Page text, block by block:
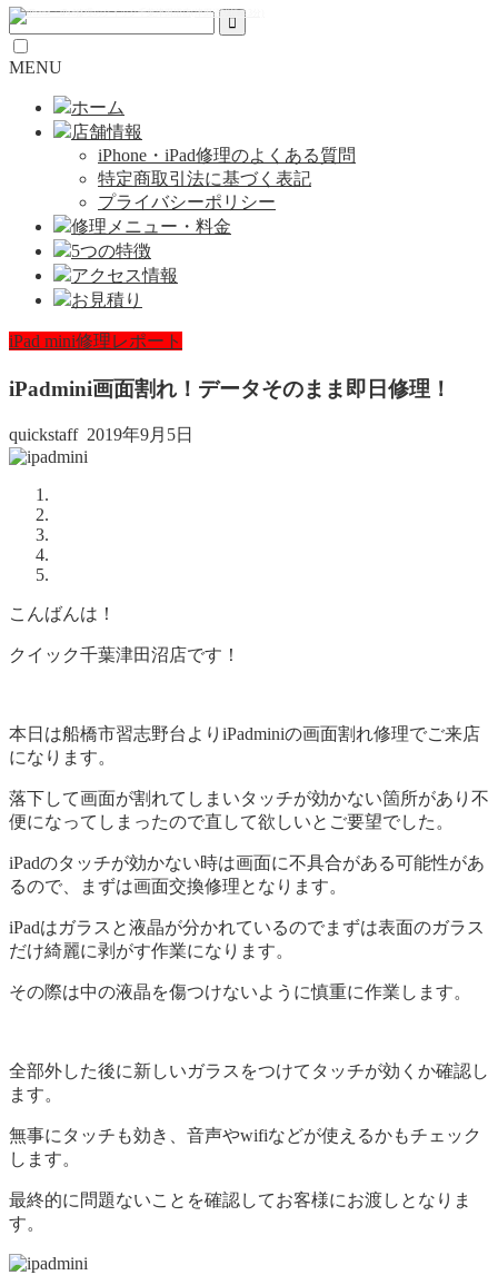
MENU
ホーム
店舗情報
iPhone・iPad修理のよくある質問
特定商取引法に基づく表記
プライバシーポリシー
修理メニュー・料金
5つの特徴
アクセス情報
お見積り
iPad mini修理レポート
iPadmini画面割れ！データそのまま即日修理！
quickstaff 2019年9月5日
こんばんは！
クイック千葉津田沼店です！
本日は船橋市習志野台よりiPadminiの画面割れ修理でご来店
になります。
落下して画面が割れてしまいタッチが効かない箇所があり不
便になってしまったので直して欲しいとご要望でした。
iPadのタッチが効かない時は画面に不具合がある可能性があ
るので、まずは画面交換修理となります。
iPadはガラスと液晶が分かれているのでまずは表面のガラス
だけ綺麗に剥がす作業になります。
その際は中の液晶を傷つけないように慎重に作業します。
全部外した後に新しいガラスをつけてタッチが効くか確認し
ます。
無事にタッチも効き、音声やwifiなどが使えるかもチェック
します。
最終的に問題ないことを確認してお客様にお渡しとなりま
す。